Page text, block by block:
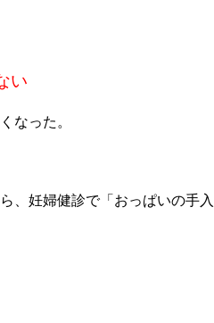
い
なった。
、妊婦健診で「おっぱいの手入